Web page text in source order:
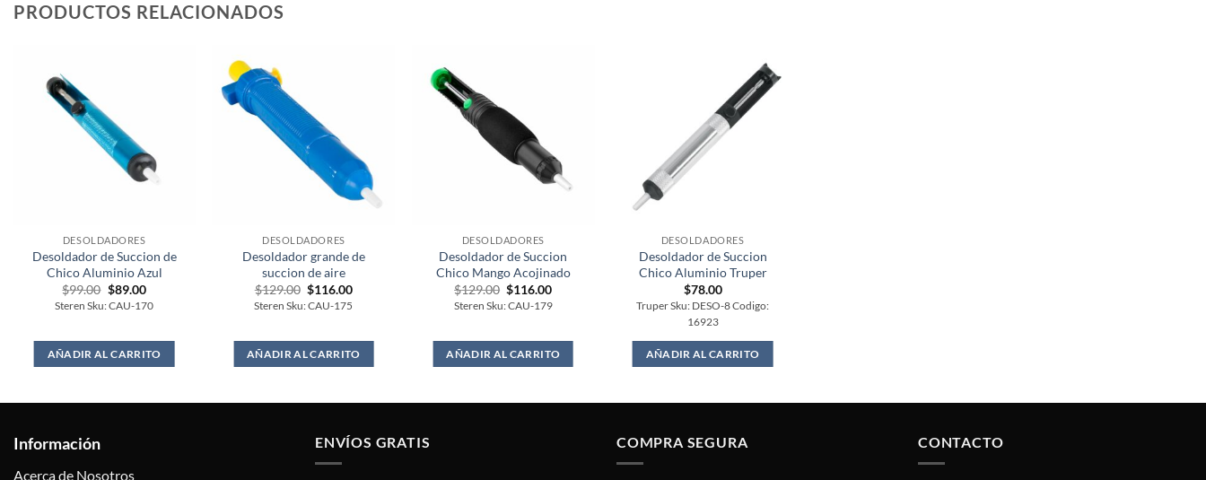
PRODUCTOS RELACIONADOS
DESOLDADORES
Desoldador de Succion de
Chico Aluminio Azul
$99.00 Original
price
was:
$89.00Current
price
is:
Steren Sku: CAU-170
AÑADIR AL CARRITO
DESOLDADORES
Desoldador grande de
succion de aire
$129.00 Original
price
was:
$116.00Current
Steren Sku: CAU-175
AÑADIR AL CARRITO
DESOLDADORES
Desoldador de Succion
Chico Mango Acojinado
$129.00 Original
price
was:
$116.00Current
price
Steren Sku: CAU-179
AÑADIR AL CARRITO
DESOLDADORES
Desoldador de Succion
Chico Aluminio Truper
$78.00
Truper Sku: DESO-8 Codigo:
16923
AÑADIR AL CARRITO
Información
Acerca de Nosotros
ENVÍOS GRATIS COMPRA SEGURA CONTACTO